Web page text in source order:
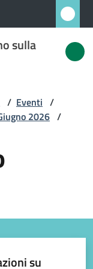
sulla
/ Eventi /
2026 /
su